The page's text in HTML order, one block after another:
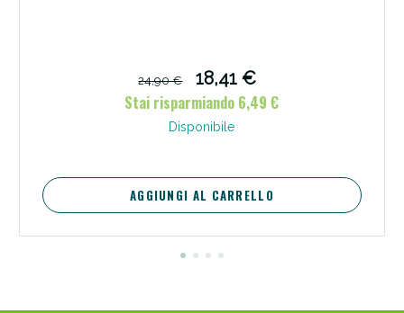
24,90 €
18,41 €
Stai risparmiando 6,49 €
Disponibile
AGGIUNGI AL CARRELLO